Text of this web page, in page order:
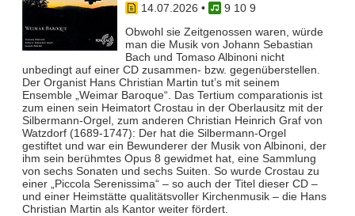
14.07.2026 •
9 10 9
Obwohl sie Zeitgenossen waren, würde
man die Musik von Johann Sebastian
Bach und Tomaso Albinoni nicht
unbedingt auf einer CD zusammen- bzw. gegenüberstellen.
Der Organist Hans Christian Martin tut’s mit seinem
Ensemble „Weimar Baroque“. Das Tertium comparationis ist
zum einen sein Heimatort Crostau in der Oberlausitz mit der
Silbermann-Orgel, zum anderen Christian Heinrich Graf von
Watzdorf (1689-1747): Der hat die Silbermann-Orgel
gestiftet und war ein Bewunderer der Musik von Albinoni, der
ihm sein berühmtes Opus 8 gewidmet hat, eine Sammlung
von sechs Sonaten und sechs Suiten. So wurde Crostau zu
einer „Piccola Serenissima“ – so auch der Titel dieser CD –
und einer Heimstätte qualitätsvoller Kirchenmusik – die Hans
Christian Martin als Kantor weiter fördert.